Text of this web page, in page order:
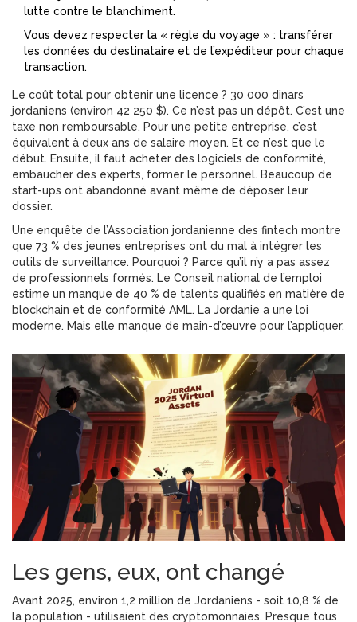
lutte contre le blanchiment.
Vous devez respecter la « règle du voyage » : transférer
les données du destinataire et de l’expéditeur pour chaque
transaction.
Le coût total pour obtenir une licence ? 30 000 dinars
jordaniens (environ 42 250 $). Ce n’est pas un dépôt. C’est une
taxe non remboursable. Pour une petite entreprise, c’est
équivalent à deux ans de salaire moyen. Et ce n’est que le
début. Ensuite, il faut acheter des logiciels de conformité,
embaucher des experts, former le personnel. Beaucoup de
start-ups ont abandonné avant même de déposer leur
dossier.
Une enquête de l’Association jordanienne des fintech montre
que 73 % des jeunes entreprises ont du mal à intégrer les
outils de surveillance. Pourquoi ? Parce qu’il n’y a pas assez
de professionnels formés. Le Conseil national de l’emploi
estime un manque de 40 % de talents qualifiés en matière de
blockchain et de conformité AML. La Jordanie a une loi
moderne. Mais elle manque de main-d’œuvre pour l’appliquer.
Les gens, eux, ont changé
Avant 2025, environ 1,2 million de Jordaniens - soit 10,8 % de
la population - utilisaient des cryptomonnaies. Presque tous